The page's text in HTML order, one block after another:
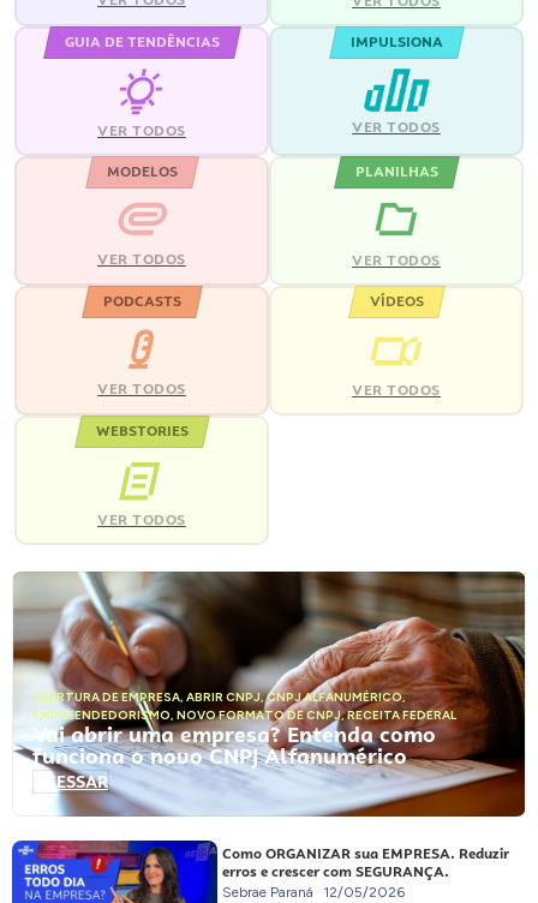
GUIA DE TENDÊNCIAS
VER TODOS
IMPULSIONA
VER TODOS
MODELOS
VER TODOS
PLANILHAS
VER TODOS
PODCASTS
VER TODOS
VÍDEOS
VER TODOS
WEBSTORIES
VER TODOS
ABERTURA DE EMPRESA, ABRIR CNPJ,CNPJ ALFANUMÉRICO,
EMPREENDEDORISMO, NOVO FORMATO DE CNPJ,RECEITA FEDERAL
Vai abrir uma empresa? Entenda como
funciona o novo CNPJ Alfanumérico
ACESSAR
Como ORGANIZAR sua EMPRESA. Reduzir
erros e crescer com SEGURANÇA.
Sebrae Paraná 12/05/2026